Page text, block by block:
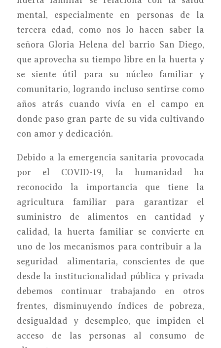
mental, especialmente en personas de la
tercera edad, como nos lo hacen saber la
señora Gloria Helena del barrio San Diego,
que aprovecha su tiempo libre en la huerta y
se siente útil para su núcleo familiar y
comunitario, logrando incluso sentirse como
años atrás cuando vivía en el campo en
donde paso gran parte de su vida cultivando
con amor y dedicación.
Debido a la emergencia sanitaria provocada
por el COVID-19, la humanidad ha
reconocido la importancia que tiene la
agricultura familiar para garantizar el
suministro de alimentos en cantidad y
calidad, la huerta familiar se convierte en
uno de los mecanismos para contribuir a la
seguridad alimentaria, conscientes de que
desde la institucionalidad pública y privada
debemos continuar trabajando en otros
frentes, disminuyendo índices de pobreza,
desigualdad y desempleo, que impiden el
acceso de las personas al consumo de